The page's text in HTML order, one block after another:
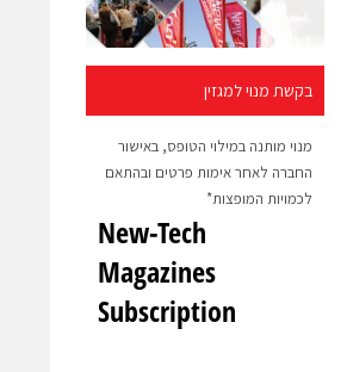
בקשת מנוי למגזין
מנוי מותנה במילוי הטופס, באישור
החברה לאחר אימות פרטים ובהתאם
לכמויות המופצות*